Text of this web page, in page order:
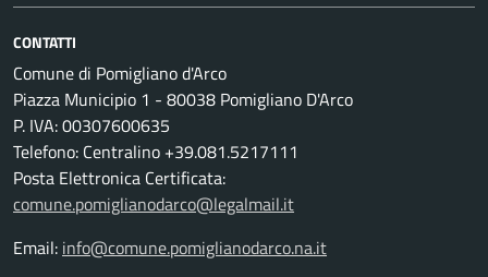
CONTATTI
Comune di Pomigliano d'Arco
Piazza Municipio 1 - 80038 Pomigliano D'Arco
P. IVA: 00307600635
Telefono: Centralino +39.081.5217111
Posta Elettronica Certificata:
comune.pomiglianodarco@legalmail.it
Email: info@comune.pomiglianodarco.na.it